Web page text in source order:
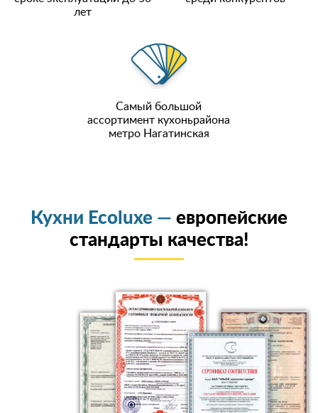
лет
Самый большой
ассортимент кухоньрайона
метро Нагатинская
Кухни Ecoluxe — европейские
стандарты качества!